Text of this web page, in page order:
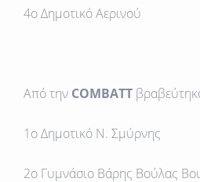
4ο Δημοτικό Αερινού
Από την COMBATT
1ο Δημοτικό Ν. Σμύρνης
2ο Γυμνάσιο Βάρης Βούλας